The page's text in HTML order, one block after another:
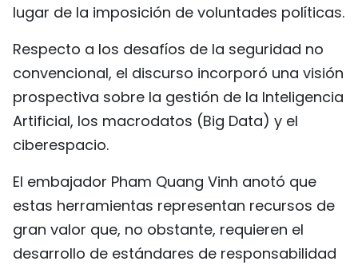
lugar de la imposición de voluntades políticas.
Respecto a los desafíos de la seguridad no
convencional, el discurso incorporó una visión
prospectiva sobre la gestión de la Inteligencia
Artificial, los macrodatos (Big Data) y el
ciberespacio.
El embajador Pham Quang Vinh anotó que
estas herramientas representan recursos de
gran valor que, no obstante, requieren el
desarrollo de estándares de responsabilidad